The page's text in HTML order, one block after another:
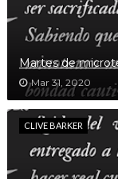
Martes de
Mar 31, 2020
CLIVE BARKER